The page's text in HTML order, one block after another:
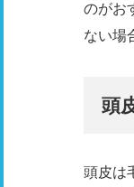
のがお
ない場
頭
頭皮は